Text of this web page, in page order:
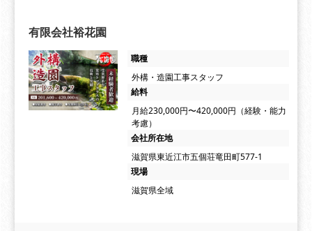
有限会社裕花園
職種
外構・造園工事スタッフ
給料
月給230,000円〜420,000円（経験・能力
考慮）
会社所在地
滋賀県東近江市五個荘竜田町577-1
現場
滋賀県全域